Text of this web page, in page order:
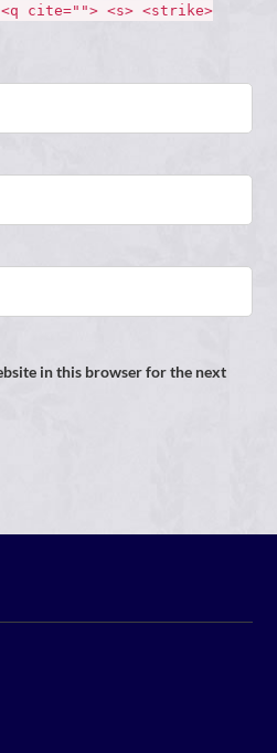
<q cite=""> <s> <strike>
in this browser for the next